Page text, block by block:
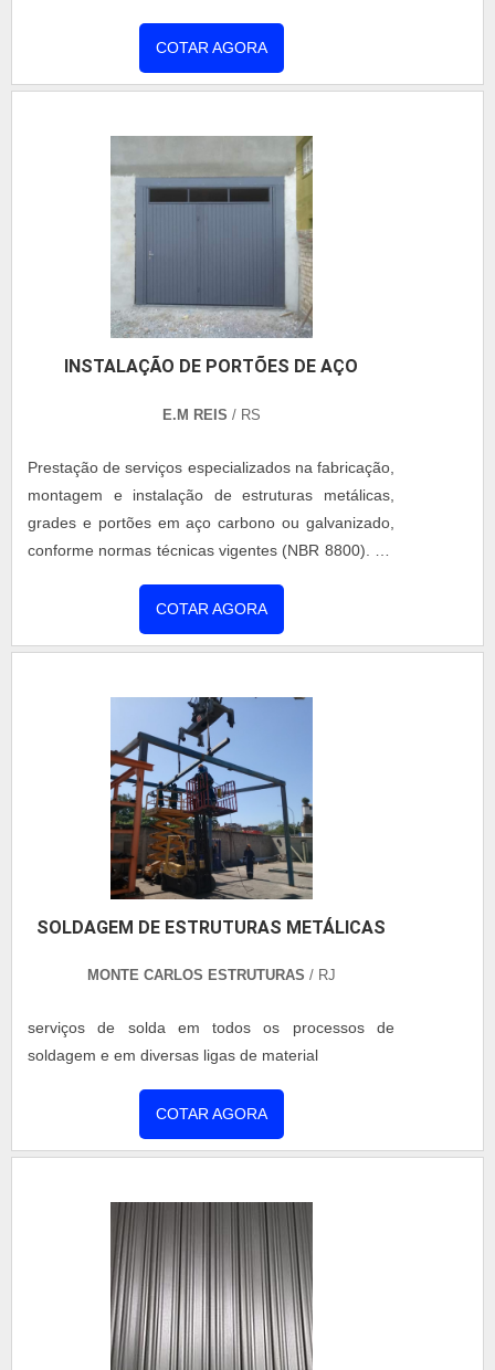
relação ao sistema de alvenaria, e a mesma
redução é notada na necessidade de mão-de-obra.
estruturas de aço são reduzidas. Cui....
COTAR AGORA
INSTALAÇÃO DE PORTÕES DE AÇO
E.M REIS / RS
Prestação de serviços especializados na fabricação,
montagem e instalação de estruturas metálicas,
grades e portões em aço carbono ou galvanizado,
conforme normas técnicas vigentes (NBR 8800). Os
de modelagem estrutural, garantindo precisão e
segurança. As soluções podem incluir pintura
COTAR AGORA
SOLDAGEM DE ESTRUTURAS METÁLICAS
MONTE CARLOS ESTRUTURAS / RJ
serviços de solda em todos os processos de
soldagem e em diversas ligas de material
COTAR AGORA